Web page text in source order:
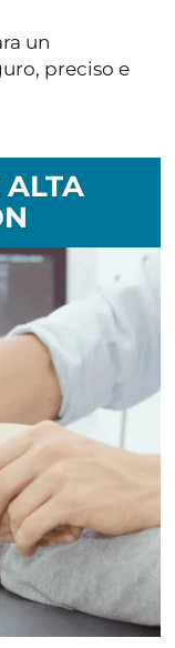
un
preciso e
ALTA